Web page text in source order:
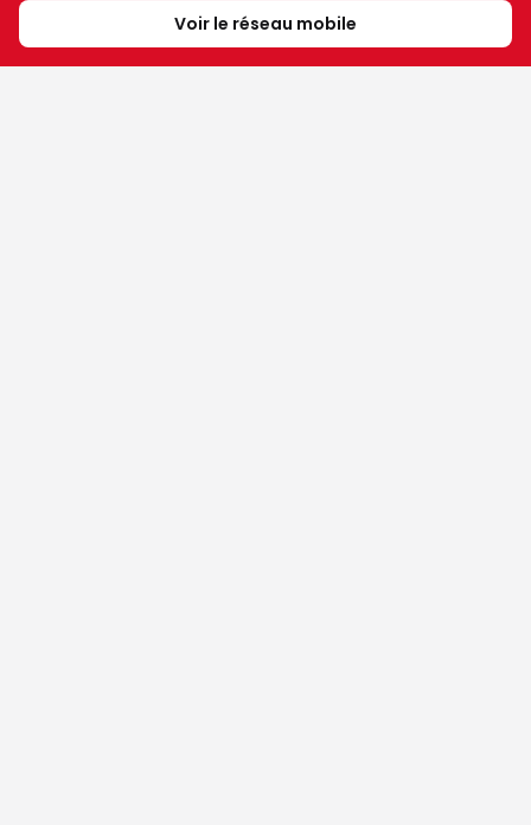
Voir le réseau mobile